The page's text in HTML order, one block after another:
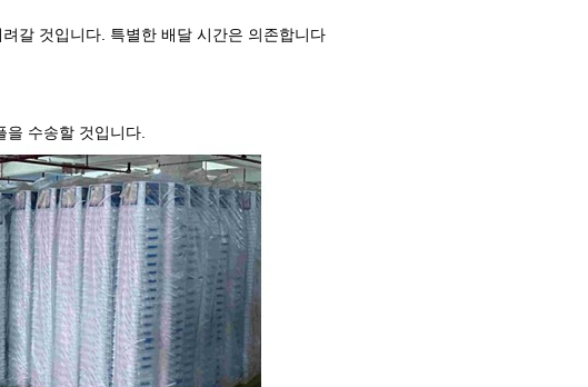
갈 것입니다. 특별한 배달 시간은 의존합니다
수송할 것입니다.